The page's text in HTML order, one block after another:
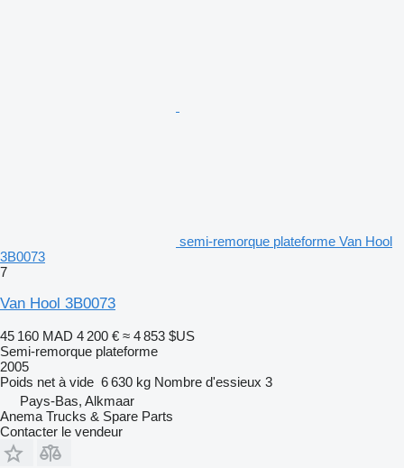
semi-remorque plateforme Van Hool
3B0073
7
Van Hool 3B0073
45 160 MAD 4 200 € ≈ 4 853 $US
Semi-remorque plateforme
2005
Poids net à vide 6 630 kg Nombre d'essieux 3
Pays-Bas, Alkmaar
Anema Trucks & Spare Parts
Contacter le vendeur